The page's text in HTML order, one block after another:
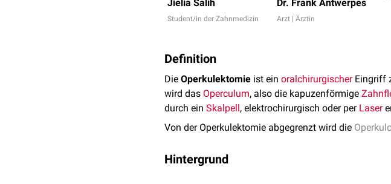
Jielia Salih
Student/in der Zahnmedizin
Dr. Frank Antwerpes
Arzt | Ärztin
Definition
Die Operkulektomie ist ein oralchirurgischerEingriff
wird das Operculum, also die kapuzenförmige
durch ein Skalpell, elektrochirurgisch oder per Laser
Von der Operkulektomie abgegrenzt wird die
Hintergrund